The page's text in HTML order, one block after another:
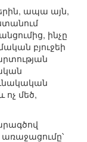
ապա այն,
ինչը
բյուջեի
ոչ մեծ,